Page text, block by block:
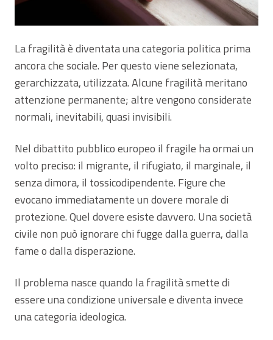
La fragilità è diventata una categoria politica prima
ancora che sociale. Per questo viene selezionata,
gerarchizzata, utilizzata. Alcune fragilità meritano
attenzione permanente; altre vengono considerate
normali, inevitabili, quasi invisibili.
Nel dibattito pubblico europeo il fragile ha ormai un
volto preciso: il migrante, il rifugiato, il marginale, il
senza dimora, il tossicodipendente. Figure che
evocano immediatamente un dovere morale di
protezione. Quel dovere esiste davvero. Una società
civile non può ignorare chi fugge dalla guerra, dalla
fame o dalla disperazione.
Il problema nasce quando la fragilità smette di
essere una condizione universale e diventa invece
una categoria ideologica.